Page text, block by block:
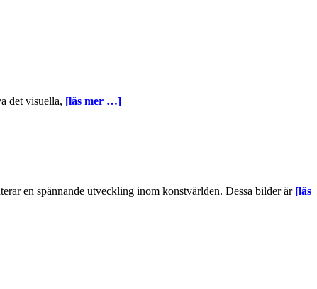
det visuella, [läs mer …]
en spännande utveckling inom konstvärlden. Dessa bilder är [läs